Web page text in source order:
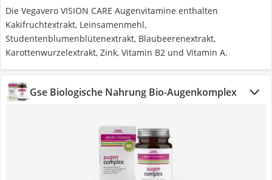
Die Vegavero VISION CARE Augenvitamine enthalten
Kakifruchtextrakt, Leinsamenmehl,
Studentenblumenblütenextrakt, Blaubeerenextrakt,
Karottenwurzelextrakt, Zink, Vitamin B2 und Vitamin A.
Gse Biologische Nahrung Bio-Augenkomplex